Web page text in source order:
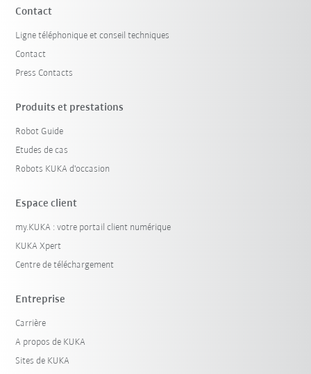
Réinitialiser le filtre
Contact
Ligne téléphonique et conseil techniques
Contact
Press Contacts
Produits et prestations
Robot Guide
Etudes de cas
Robots KUKA d'occasion
Espace client
my.KUKA : votre portail client numérique
KUKA Xpert
Centre de téléchargement
Entreprise
Carrière
A propos de KUKA
Sites de KUKA